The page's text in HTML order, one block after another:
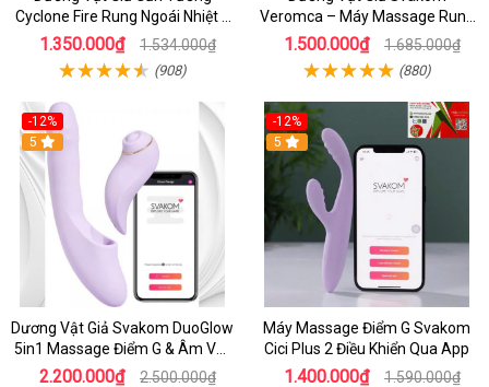
Cyclone Fire Rung Ngoái Nhiệt 7
Chế Độ Silicon Cao Cấp
1.350.000₫ 1.534.000₫
(908)
Veromca – Máy Massage Rung
Thụt, Bú Mút Âm Vật & Điểm G
Cao Cấp
1.500.000₫ 1.685.000₫
(880)
-12%
5
Dương Vật Giả Svakom DuoGlow
5in1 Massage Điểm G & Âm Vật
Điều Khiển App Thông Minh
2.200.000₫ 2.500.000₫
-12%
5
Máy Massage Điểm G Svakom
Cici Plus 2 Điều Khiển Qua App
1.400.000₫ 1.590.000₫